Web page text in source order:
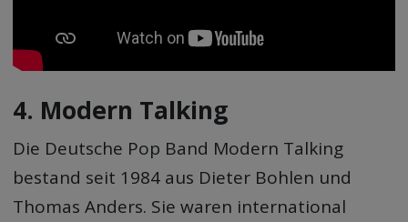
4. Modern Talking
Die Deutsche Pop Band Modern Talking
bestand seit 1984 aus Dieter Bohlen und
Thomas Anders. Sie waren international